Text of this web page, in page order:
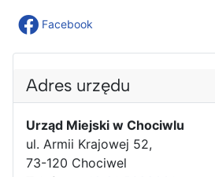
Facebook
Adres urzędu
Urząd Miejski w Chociwlu
ul. Armii Krajowej 52,
73-120 Chociwel